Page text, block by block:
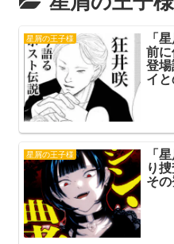
星屑の王子様 「
前
登
イ
星屑の王子様 「
り
そ